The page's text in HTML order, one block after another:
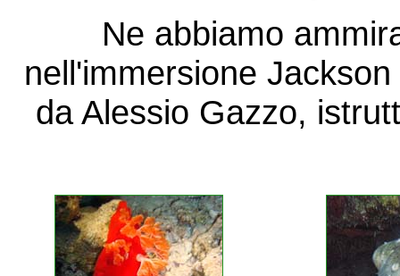
Ne abbiamo
nell'immersione
da Alessio Gazzo,